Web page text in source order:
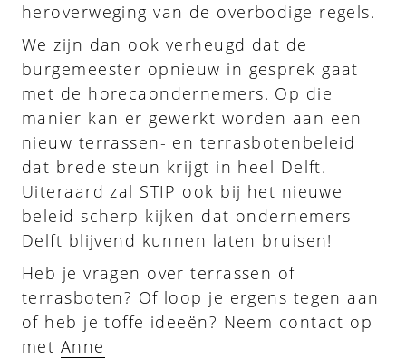
heroverweging van de overbodige regels.
We zijn dan ook verheugd dat de
burgemeester opnieuw in gesprek gaat
met de horecaondernemers. Op die
manier kan er gewerkt worden aan een
nieuw terrassen- en terrasbotenbeleid
dat brede steun krijgt in heel Delft.
Uiteraard zal STIP ook bij het nieuwe
beleid scherp kijken dat ondernemers
Delft blijvend kunnen laten bruisen!
Heb je vragen over terrassen of
terrasboten? Of loop je ergens tegen aan
of heb je toffe ideeën? Neem contact op
met Anne